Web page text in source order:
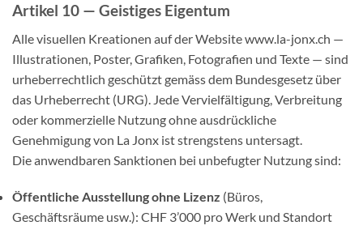
Artikel 10 — Geistiges Eigentum
Alle visuellen Kreationen auf der Website www.la-jonx.ch —
Illustrationen, Poster, Grafiken, Fotografien und Texte — sind
urheberrechtlich geschützt gemäss dem Bundesgesetz über
das Urheberrecht (URG). Jede Vervielfältigung, Verbreitung
oder kommerzielle Nutzung ohne ausdrückliche
Genehmigung von La Jonx ist strengstens untersagt.
Die anwendbaren Sanktionen bei unbefugter Nutzung sind:
Öffentliche Ausstellung ohne Lizenz (Büros,
Geschäftsräume usw.): CHF 3’000 pro Werk und Standort